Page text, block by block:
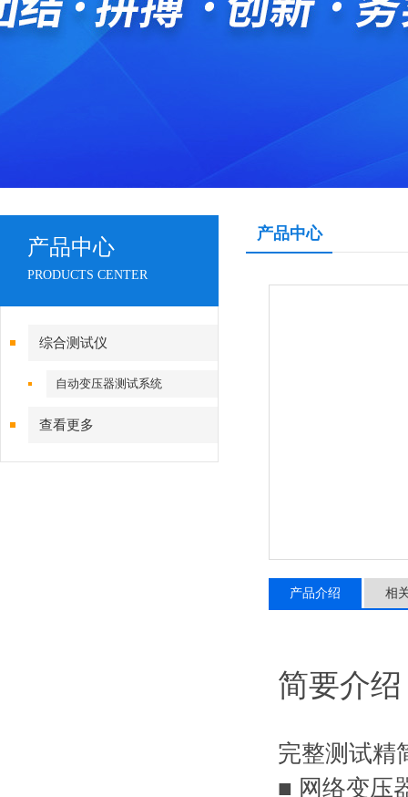
产品中心
PRODUCTS CENTER
综合测试仪
自动变压器测试系统
查看更多
产品中心
产品介绍 相
简要介绍
完整测试精
■ 网络变压